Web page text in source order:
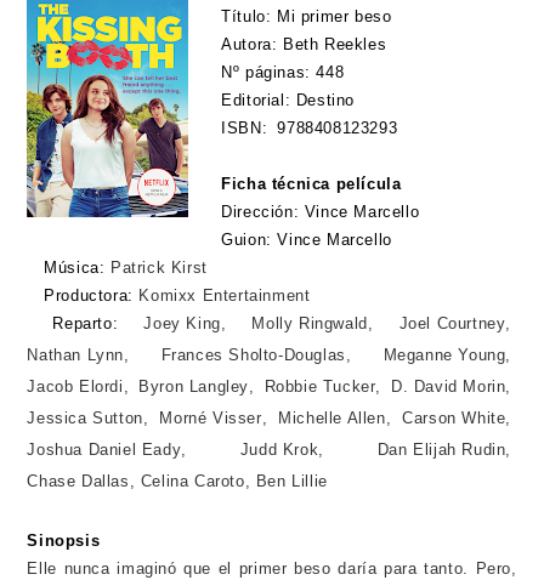
Título: Mi primer beso
Autora: Beth Reekles
Nº páginas: 448
Editorial: Destino
ISBN:
9788408123293
Ficha técnica película
Dirección: Vince Marcello
Guion:Vince Marcello
Música: Patrick Kirst
Productora: Komixx Entertainment
Reparto:Joey King, Molly Ringwald , Joel Courtney,
Nathan Lynn, Frances Sholto-Douglas , Meganne Young,
Jacob Elordi , Byron Langley, Robbie Tucker, D. David Morin,
Jessica Sutton, Morné Visser, Michelle Allen, Carson White,
Joshua Daniel Eady, Judd Krok, Dan Elijah Rudin,
Chase Dallas , Celina Caroto, Ben Lillie
Sinopsis
Elle nunca imaginó que el primer beso daría para tanto. Pero,